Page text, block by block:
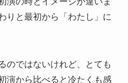
りと最初から「わたし」に
のではないけれど、とても
演から比べると冷たくも感